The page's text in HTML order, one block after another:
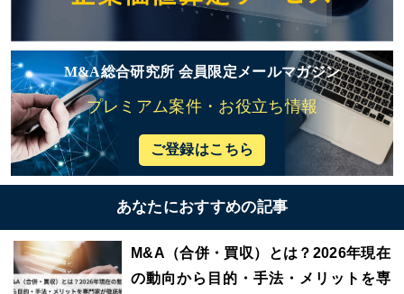
M&A総合研究所 会員限定メールマガジン
プレミアム案件・お役立ち情報
ご登録はこちら
あなたにおすすめの記事
M&A（合併・買収）とは？2026年現在
の動向から目的・手法・メリットを専